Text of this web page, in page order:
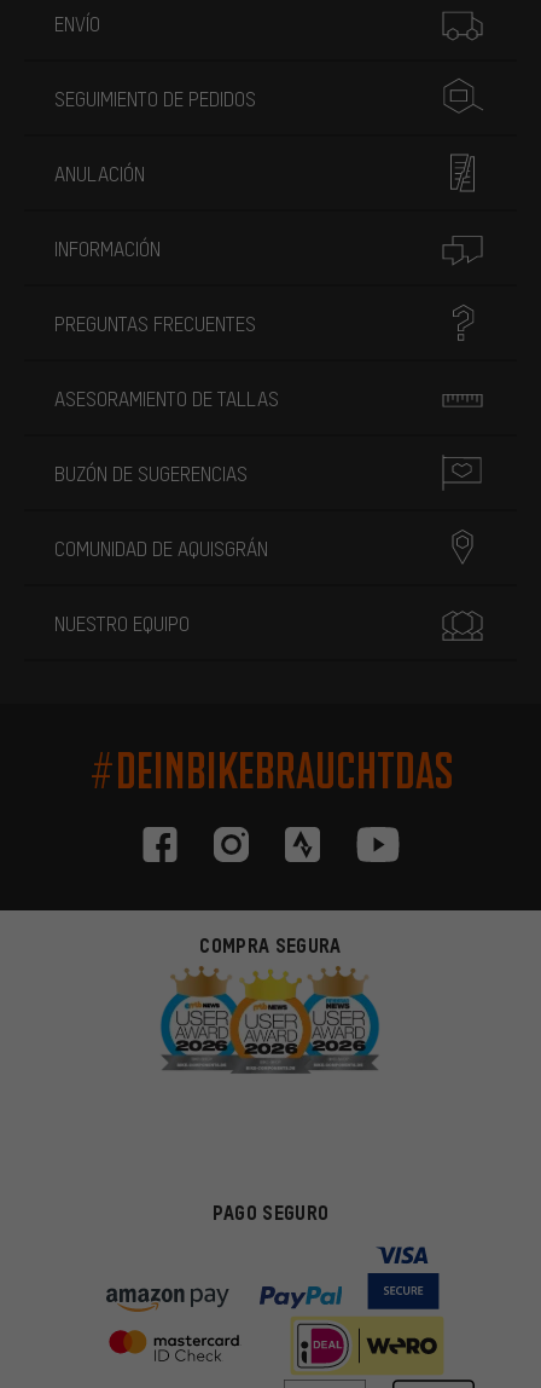
ENVÍO
SEGUIMIENTO DE PEDIDOS
ANULACIÓN
INFORMACIÓN
PREGUNTAS FRECUENTES
ASESORAMIENTO DE TALLAS
BUZÓN DE SUGERENCIAS
COMUNIDAD DE AQUISGRÁN
NUESTRO EQUIPO
#DEINBIKEBRAUCHTDAS
COMPRA SEGURA
PAGO SEGURO